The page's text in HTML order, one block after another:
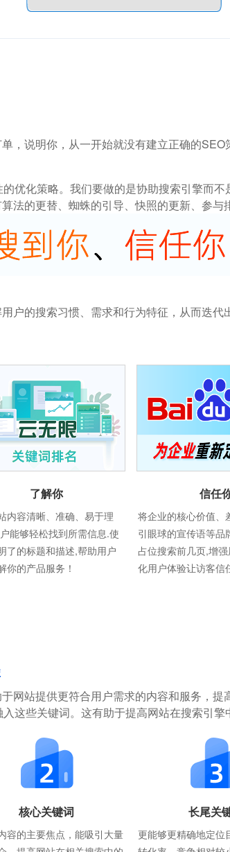
，说明你，从一开始就没有建立正确的SEO
优化策略。我们要做的是协助搜索引擎而
法的更替、蜘蛛的引导、快照的更新、参与
户的搜索习惯、需求和行为特征，从而迭代
了解你
内容清晰、准确、易于理
能够轻松找到所需信息.使
了的标题和描述,帮助用户
你的产品服务！
信任
将企业的核心价值、
引眼球的宣传语等品
占位搜索前几页,增
化用户体验让访客信
网站提供更符合用户需求的内容和服务，
这些关键词。这有助于提高网站在搜索引擎
核心关键词
容的主要焦点，能吸引大量
长尾关
更能够更精确地定位